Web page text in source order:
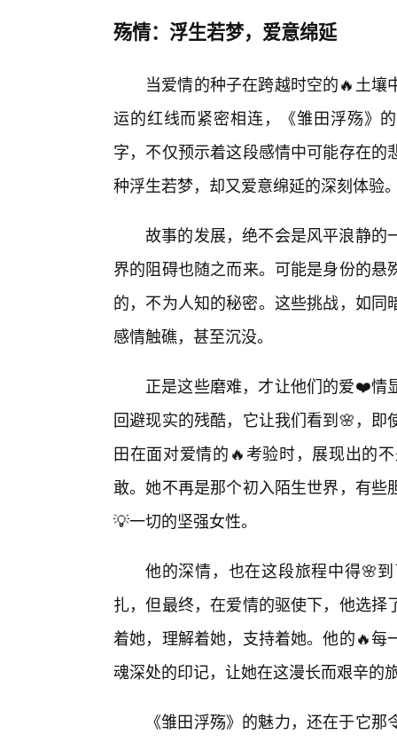
殇情：浮生若梦，爱意绵延
当爱情的种子在跨越时空的🔥土
运的红线而紧密相连，《雏田浮殇》
字，不仅预示着这段感情中可能存在
种浮生若梦，却又爱意绵延的深刻体验
故事的发展，绝不会是风平浪静的
界的阻碍也随之而来。可能是身份的
的，不为人知的秘密。这些挑战，如
感情触礁，甚至沉没。
正是这些磨难，才让他们的爱❤️情
回避现实的残酷，它让我们看到🌸，
田在面对爱情的🔥考验时，展现出的
敢。她不再是那个初入陌生世界，有
💡一切的坚强女性。
他的深情，也在这段旅程中得🌸
扎，但最终，在爱情的驱使下，他选
着她，理解着她，支持着她。他的🔥
魂深处的印记，让她在这漫长而艰辛的
《雏田浮殇》的魅力，还在于它